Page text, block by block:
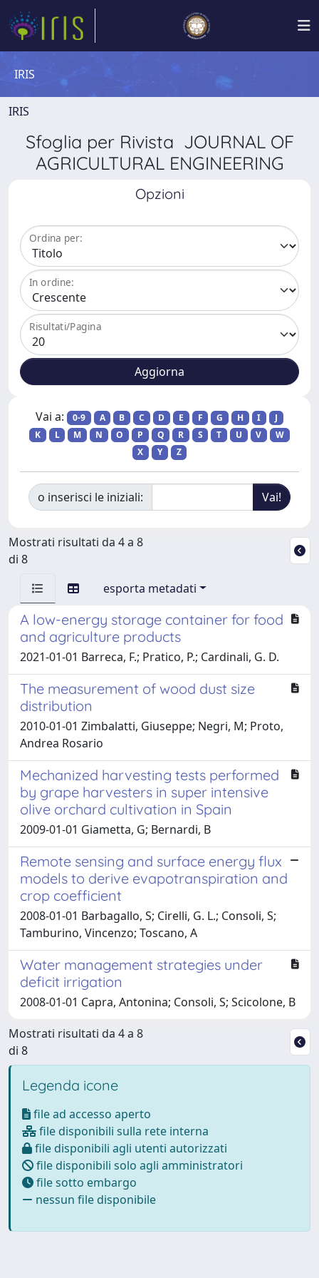
IRIS
IRIS
Sfoglia per Rivista JOURNAL OF
AGRICULTURAL ENGINEERING
Opzioni
Ordina per:
In ordine:
Risultati/Pagina
Vai a: 0-9 A B C D E F G H I
J
K
L M N O P Q R S T U V
W
X
Y Z
o inserisci le iniziali:
Mostrati risultati da 4 a 8
di 8
esporta metadati
A low-energy storage container for food
and agriculture products
2021-01-01 Barreca, F.; Pratico, P.; Cardinali, G. D.
The measurement of wood dust size
distribution
2010-01-01 Zimbalatti, Giuseppe; Negri, M; Proto,
Andrea Rosario
Mechanized harvesting tests performed
by grape harvesters in super intensive
olive orchard cultivation in Spain
2009-01-01 Giametta, G; Bernardi, B
Remote sensing and surface energy flux
models to derive evapotranspiration and
crop coefficient
2008-01-01 Barbagallo, S; Cirelli, G. L.; Consoli, S;
Tamburino, Vincenzo; Toscano, A
Water management strategies under
deficit irrigation
2008-01-01 Capra, Antonina; Consoli, S; Scicolone, B
Mostrati risultati da 4 a 8
di 8
Legenda icone
file ad accesso aperto
file disponibili sulla rete interna
file disponibili agli utenti autorizzati
file disponibili solo agli amministratori
file sotto embargo
nessun file disponibile